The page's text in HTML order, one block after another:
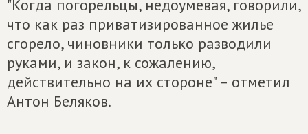
"Когда погорельцы, недоумевая, говорили,
что как раз приватизированное жилье
сгорело, чиновники только разводили
руками, и закон, к сожалению,
действительно на их стороне" – отметил
Антон Беляков.